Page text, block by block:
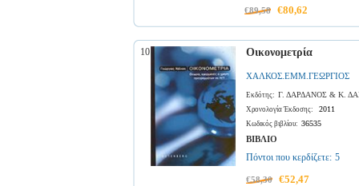
€89,58 €80,62
10 Οικονομετρία
ΧΑΛΚΟΣ.ΕΜΜ.ΓΕΩΡΓΙΟΣ
Εκδότης: Γ. ΔΑΡΔΑΝΟΣ & Κ.
Χρονολογία Έκδοσης: 2011
Κωδικός βιβλίου: 36535
ΒΙΒΛΙΟ
Πόντοι που κερδίζετε: 5
€58,30 €52,47